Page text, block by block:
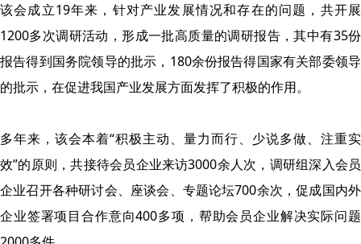
该会成立19年来，针对产业发展情况和存在的问题，共开展
1200多次调研活动，形成一批高质量的调研报告，其中有35份
报告得到国务院领导的批示，180余份报告得国家有关部委领导
的批示，在促进我国产业发展方面发挥了积极的作用。
多年来，该会本着“积极主动、量力而行、少说多做、注重实
效”的原则，共接待会员企业来访3000余人次，调研组深入会员
企业召开各种研讨会、座谈会、专题论坛700余次，促成国内外
企业签署项目合作意向400多项，帮助会员企业解决实际问题